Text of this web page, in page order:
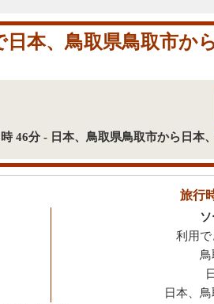
本、鳥取県鳥取市か
46分 - 日本、鳥取県鳥取市から日本
旅行
利用で
鳥
日本、